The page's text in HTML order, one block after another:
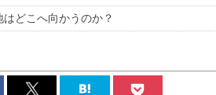
どこへ向かうのか？